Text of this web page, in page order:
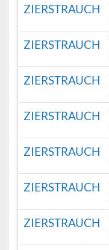
ZIERSTRAUCH
ZIERSTRAUCH
ZIERSTRAUCH
ZIERSTRAUCH
ZIERSTRAUCH
ZIERSTRAUCH
ZIERSTRAUCH